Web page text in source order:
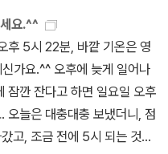
반전인 백미인 추리소설인
라지 않았다면 전액 환불해
니다.자세한 이벤트내용은 (@
소설백광 #렌조미키히코 #
설 #반전소설 #소설추천 #소
#책서평 #환불이벤트 #책읽
p/Ca30Gerl1O
요.^^
후 5시 22분, 바깥 기온은 영
가요.^^ 오후에 늦게 일어나
잠깐 잔다고 하면 일요일 오후
오늘은 대충대충 보냈더니, 점
고, 조금 전에 5시 되는 것도